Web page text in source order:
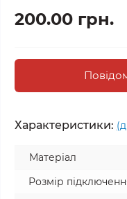
200.00 грн.
Характеристики:
Матеріал
Розмір